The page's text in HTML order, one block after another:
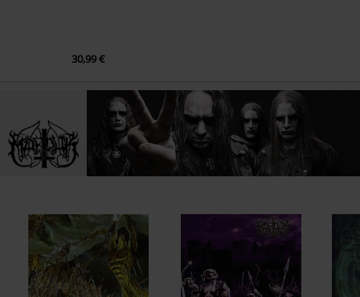
30,99 €